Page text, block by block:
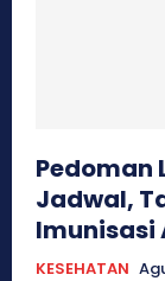
Pedoman
Jadwal,
Imunisasi
KESEHATAN